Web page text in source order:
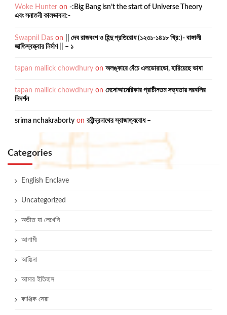
Woke Hunter on -:Big Bang isn’t the start of Universe Theory
এবং সনাতনী কালভাবনা:-
Swapnil Das on
|| দেব রাজবংশ ও হিন্দু প্রতিরোধ (১২৩১-১৪১৮ খ্রি:)- বাঙ্গালী
জাতিস্বত্ত্বার নির্মাণ || – ১
tapan mallick chowdhury on অলঙ্কারে বেঁচে এলডোরাডো, হারিয়েছে ভাষা
tapan mallick chowdhury on মেসোআমেরিকার প্রাচীনতম সভ্যতায় নরবলির
নিদর্শন
srima nchakraborty on রবীন্দ্রনাথের স্বাজাত্যবোধ –
Categories
English Enclave
Uncategorized
অতীত যা লেখেনি
আগামী
আঙিনা
আমার ইতিহাস
কাঞ্জিক সেরা